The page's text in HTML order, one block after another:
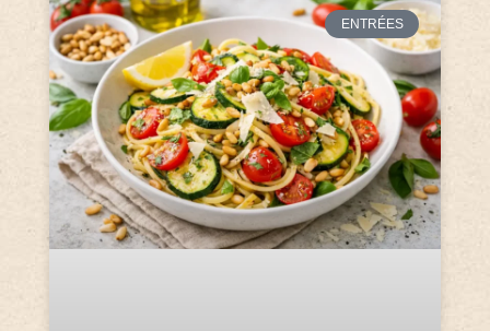
ENTRÉES